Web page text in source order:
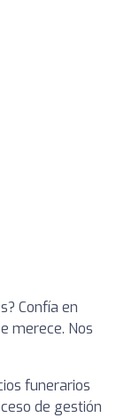
Confía en
merece. Nos
funerarios
de gestión